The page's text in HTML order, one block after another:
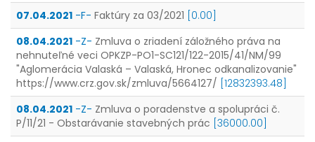
07.04.2021 -F- Faktúry za 03/2021 [0.00]
08.04.2021 -Z- Zmluva o zriadení záložného práva na
nehnuteľné veci OPKZP-PO1-SC121/122-2015/41/NM/99
"Aglomerácia Valaská – Valaská, Hronec odkanalizovanie"
https://www.crz.gov.sk/zmluva/5664127/ [12832393.48]
08.04.2021 -Z- Zmluva o poradenstve a spolupráci č.
P/11/21 - Obstarávanie stavebných prác [36000.00]